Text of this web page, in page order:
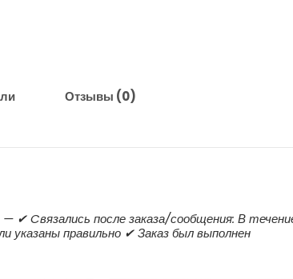
Отзывы (0)
✔ Cвязались после заказа/сообщения: В
указаны правильно ✔ Заказ был выполнен